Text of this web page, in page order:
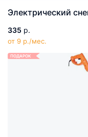
Электрический
335 р.
от 9 р./мес.
ПОДАРОК